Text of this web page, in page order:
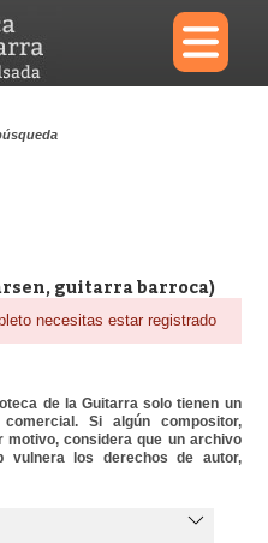
×
guitarra barroca)
necesitas estar registrado
de la Guitarra solo tienen un
Si algún compositor,
motivo, considera que un archivo
vulnera los derechos de autor,